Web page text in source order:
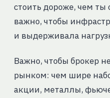
стоить дороже, чем
важно, чтобы
и выдерживала
Важно, чтобы брокер
рынком: чем шире
акции, металлы,